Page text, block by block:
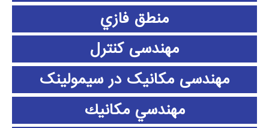
منطق فازي
مهندسی کنترل
مهندسی مکانیک در سیمولینک
مهندسي مكانيك